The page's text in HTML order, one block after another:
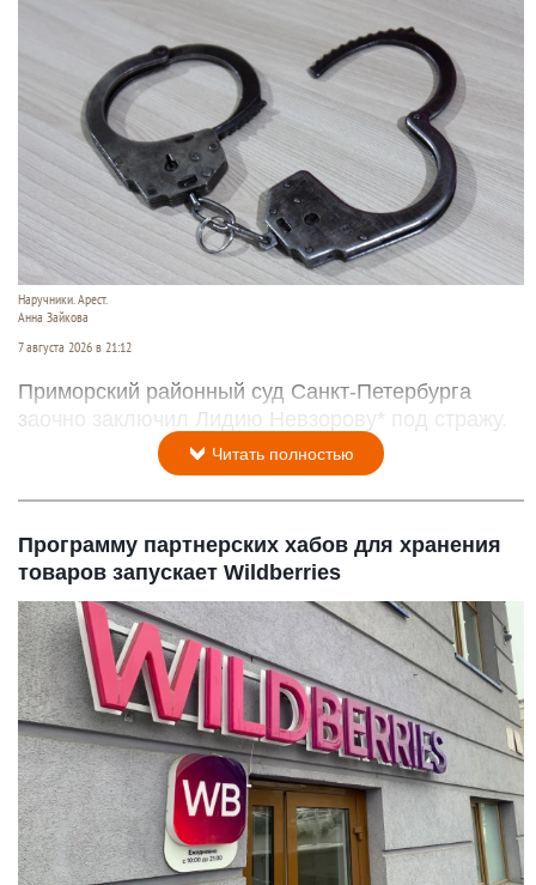
Наручники. Арест.
Анна Зайкова
7 августа 2026 в 21:12
Приморский районный суд Санкт-Петербурга
заочно заключил Лидию Невзорову* под стражу.
Читать полностью
Программу партнерских хабов для хранения
товаров запускает Wildberries